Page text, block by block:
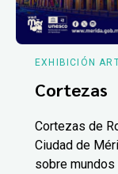
EXHIBICIÓN
Cortezas
Cortezas de
Ciudad de
sobre mundos